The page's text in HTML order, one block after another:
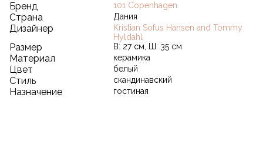
Бренд 101 Copenhagen
Страна Дания
Дизайнер
Kristian Sofus Hansen and Tommy
Hyldahl
Размер В: 27 см, Ш: 35 см
Материал керамика
Цвет белый
Стиль скандинавский
Назначение гостиная